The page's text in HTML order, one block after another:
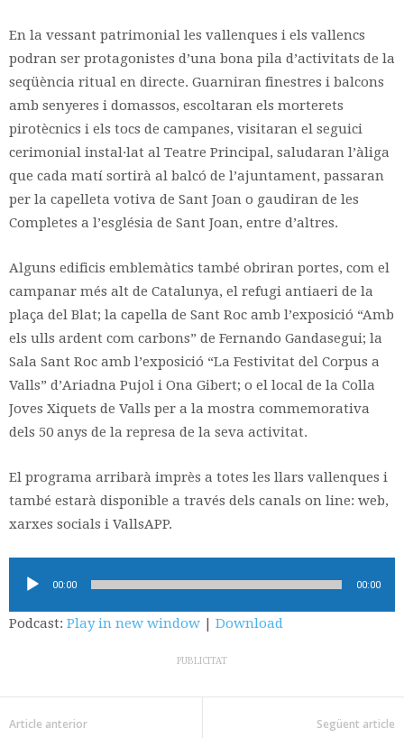
En la vessant patrimonial les vallenques i els vallencs
podran ser protagonistes d’una bona pila d’activitats de la
seqüència ritual en directe. Guarniran finestres i balcons
amb senyeres i domassos, escoltaran els morterets
pirotècnics i els tocs de campanes, visitaran el seguici
cerimonial instal·lat al Teatre Principal, saludaran l’àliga
que cada matí sortirà al balcó de l’ajuntament, passaran
per la capelleta votiva de Sant Joan o gaudiran de les
Completes a l’església de Sant Joan, entre d’altres.
Alguns edificis emblemàtics també obriran portes, com el
campanar més alt de Catalunya, el refugi antiaeri de la
plaça del Blat; la capella de Sant Roc amb l’exposició “Amb
els ulls ardent com carbons” de Fernando Gandasegui; la
Sala Sant Roc amb l’exposició “La Festivitat del Corpus a
Valls” d’Ariadna Pujol i Ona Gibert; o el local de la Colla
Joves Xiquets de Valls per a la mostra commemorativa
dels 50 anys de la represa de la seva activitat.
El programa arribarà imprès a totes les llars vallenques i
també estarà disponible a través dels canals on line: web,
xarxes socials i VallsAPP.
d'àudio00:00 00:00
Podcast: Play in new window | Download
PUBLICITAT
Article anterior Següent article